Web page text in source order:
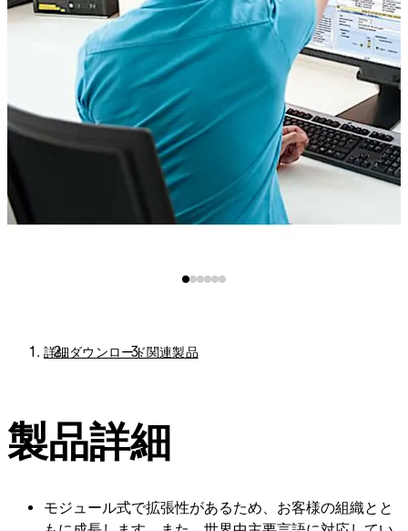
後ろに下がる 前に進む
詳細ダウンロード関連製品
製品詳細
モジュール式で拡張性があるため、お客様の組織とと